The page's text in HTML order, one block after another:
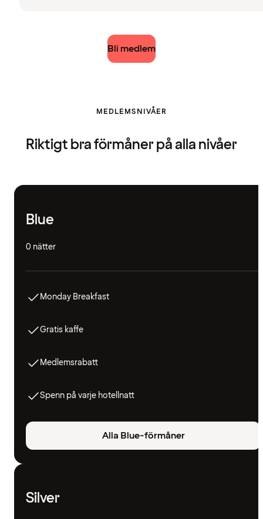
Bli medlem
MEDLEMSNIVÅER
Riktigt bra förmåner på alla nivåer
Blue
0 nätter
Monday Breakfast
Gratis kaffe
Medlemsrabatt
Spenn på varje hotellnatt
Alla Blue-förmåner
Silver